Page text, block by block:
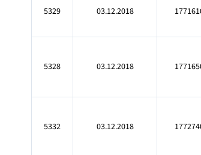
5329 03.12.2018
5328 03.12.2018
5332 03.12.2018